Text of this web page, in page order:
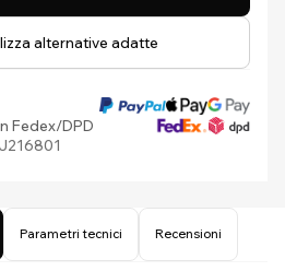
alternative adatte
Fedex/DPD
Parametri tecnici Recensioni